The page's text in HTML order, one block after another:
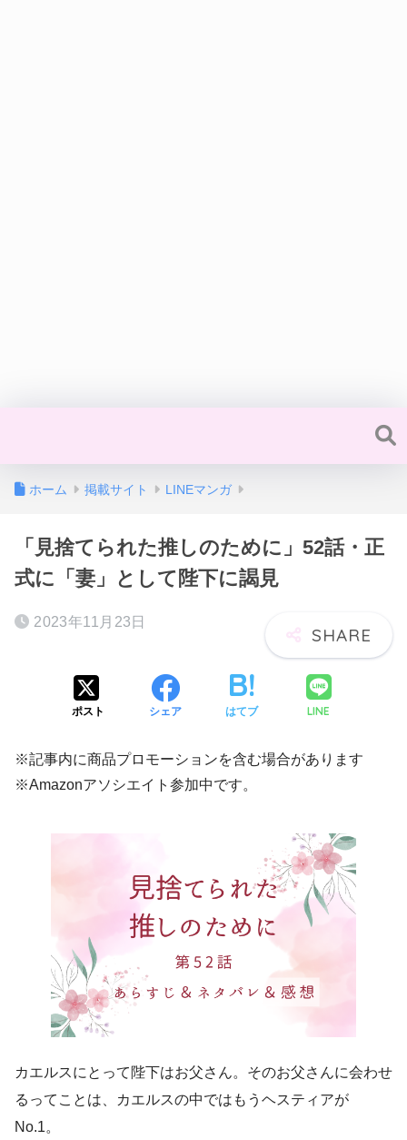
ホーム 掲載サイト LINEマンガ
「見捨てられた推しのために」52話・正
式に「妻」として陛下に謁見
2023年11月23日
ポスト シェア はてブ LINE
※記事内に商品プロモーションを含む場合があります
※Amazonアソシエイト参加中です。
カエルスにとって陛下はお父さん。そのお父さんに会わせ
るってことは、カエルスの中ではもうヘスティアが
No.1。